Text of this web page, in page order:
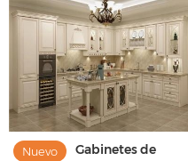
Nuevo
Gabinetes de